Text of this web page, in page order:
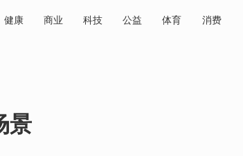
健康 商业 科技 公益 体育 消费
景